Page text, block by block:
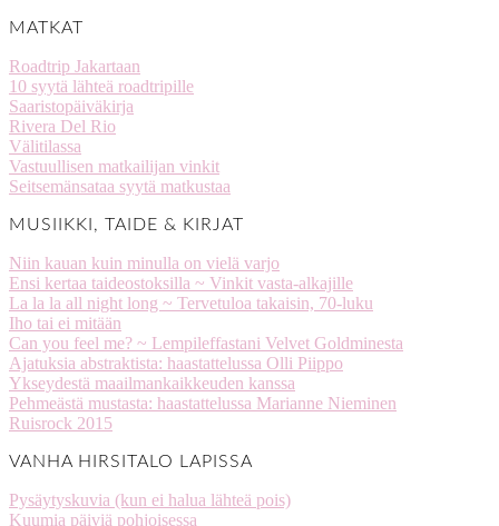
MATKAT
Roadtrip Jakartaan
10 syytä lähteä roadtripille
Saaristopäiväkirja
Rivera Del Rio
Välitilassa
Vastuullisen matkailijan vinkit
Seitsemänsataa syytä matkustaa
MUSIIKKI, TAIDE & KIRJAT
Niin kauan kuin minulla on vielä varjo
Ensi kertaa taideostoksilla ~ Vinkit vasta-alkajille
La la la all night long ~ Tervetuloa takaisin, 70-luku
Iho tai ei mitään
Can you feel me? ~ Lempileffastani Velvet Goldminesta
Ajatuksia abstraktista: haastattelussa Olli Piippo
Ykseydestä maailmankaikkeuden kanssa
Pehmeästä mustasta: haastattelussa Marianne Nieminen
Ruisrock 2015
VANHA HIRSITALO LAPISSA
Pysäytyskuvia (kun ei halua lähteä pois)
Kuumia päiviä pohjoisessa